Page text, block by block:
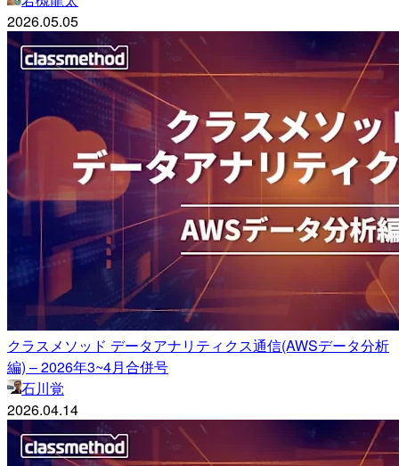
2026.05.05
クラスメソッド データアナリティクス通信(AWSデータ分析
編) – 2026年3~4月合併号
石川覚
2026.04.14